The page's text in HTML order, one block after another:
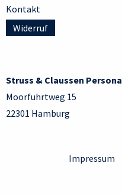
Kontakt
Widerruf
Struss & Claussen
Moorfuhrtweg 15
22301 Hamburg
Impressum